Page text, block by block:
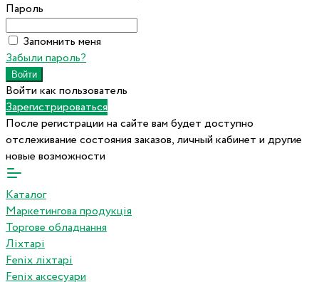
Пароль
Запомнить меня
Забыли пароль?
Войти как пользователь
Зарегистрироваться
После регистрации на сайте вам будет доступно
отслеживание состояния заказов, личный кабинет и другие
новые возможности
Каталог
Маркетингова продукція
Торгове обладнання
Ліхтарі
Fenix ліхтарі
Fenix аксесуари